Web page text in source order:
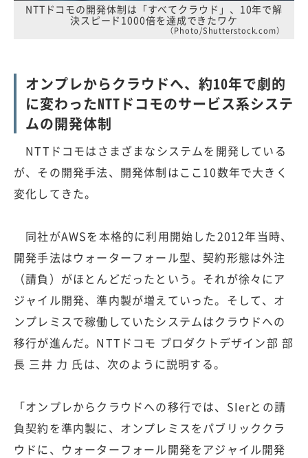
NTTドコモの開発体制は「すべてクラウド」、10年で解
決スピード1000倍を達成できたワケ
（Photo/Shutterstock.com）
オンプレからクラウドへ、約10年で劇的
に変わったNTTドコモのサービス系システ
ムの開発体制
NTTドコモはさまざまなシステムを開発している
が、その開発手法、開発体制はここ10数年で大きく
変化してきた。
同社がAWSを本格的に利用開始した2012年当時、
開発手法はウォーターフォール型、契約形態は外注
（請負）がほとんどだったという。それが徐々にア
ジャイル開発、準内製が増えていった。そして、オ
ンプレミスで稼働していたシステムはクラウドへの
移行が進んだ。NTTドコモ プロダクトデザイン部 部
長 三井 力 氏は、次のように説明する。
「オンプレからクラウドへの移行では、SIerとの請
負契約を準内製に、オンプレミスをパブリッククラ
ウドに、ウォーターフォール開発をアジャイル開発